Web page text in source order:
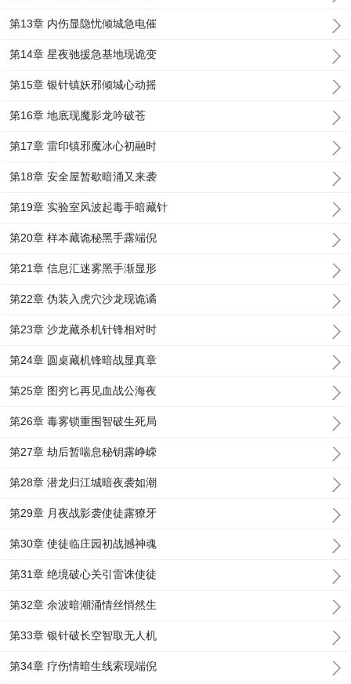
第13章 内伤显隐忧倾城急电催
第14章 星夜驰援急基地现诡变
第15章 银针镇妖邪倾城心动摇
第16章 地底现魔影龙吟破苍
第17章 雷印镇邪魔冰心初融时
第18章 安全屋暂歇暗涌又来袭
第19章 实验室风波起毒手暗藏针
第20章 样本藏诡秘黑手露端倪
第21章 信息汇迷雾黑手渐显形
第22章 伪装入虎穴沙龙现诡谲
第23章 沙龙藏杀机针锋相对时
第24章 圆桌藏机锋暗战显真章
第25章 图穷匕再见血战公海夜
第26章 毒雾锁重围智破生死局
第27章 劫后暂喘息秘钥露峥嵘
第28章 潜龙归江城暗夜袭如潮
第29章 月夜战影袭使徒露獠牙
第30章 使徒临庄园初战撼神魂
第31章 绝境破心关引雷诛使徒
第32章 余波暗潮涌情丝悄然生
第33章 银针破长空智取无人机
第34章 疗伤情暗生线索现端倪